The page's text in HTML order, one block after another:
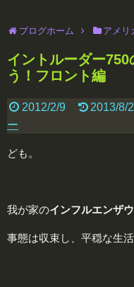
ブログホーム アメリ
イントルーダー
う！フロント編
2012/2/9 2013/8/
ー
ども。
我が家のインフルエンザ
事態は収束し、平穏な生活